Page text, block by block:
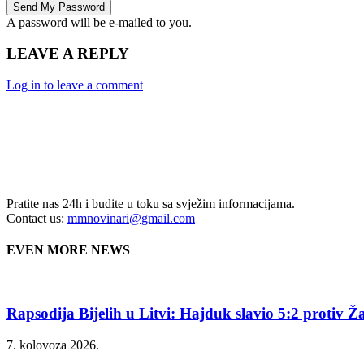
A password will be e-mailed to you.
LEAVE A REPLY
Log in to leave a comment
Pratite nas 24h i budite u toku sa svježim informacijama.
Contact us: mmnovinari@gmail.com
EVEN MORE NEWS
Rapsodija Bijelih u Litvi: Hajduk slavio 5:2 protiv
7. kolovoza 2026.